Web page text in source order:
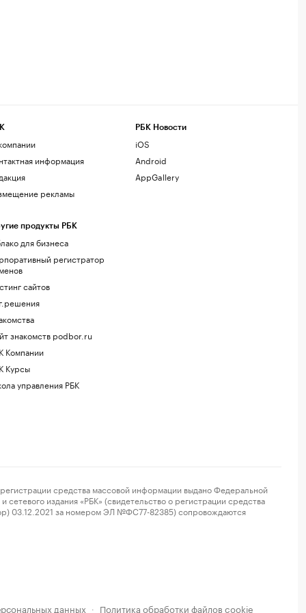
информация
рекламы
продукты РБК
для бизнеса
регистратор
сайтов
знакомств podbor.ru
Компании
Курсы
управления РБК
РБК Новости
iOS
Android
AppGallery
средства массовой информации выдано Федеральной
издания «РБК» (свидетельство о регистрации средства
03.12.2021 за номером ЭЛ №ФС77-82385) сопровождаются
данных · Политика обработки файлов cookie